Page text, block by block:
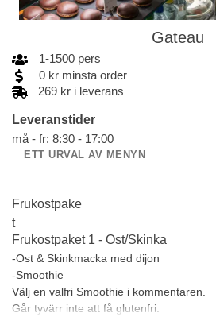
Gateau
1-1500 pers
0 kr minsta order
269 kr i leverans
Leveranstider
må - fr: 8:30 - 17:00
ETT URVAL AV MENYN
Frukostpake
t
Frukostpaket 1 - Ost/Skinka
-Ost & Skinkmacka med dijon
-Smoothie
Välj en valfri Smoothie i kommentaren.
Går tyvärr inte att få glutenfri.